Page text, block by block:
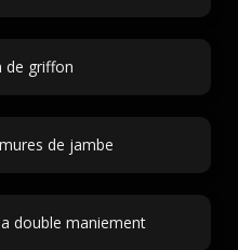
de griffon
de jambe
double maniement